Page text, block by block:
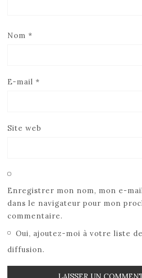
Nom *
E-mail *
Site web
Enregistrer mon nom, mon e-
dans le navigateur pour mon
commentaire.
Oui, ajoutez-moi à votre liste de
diffusion.